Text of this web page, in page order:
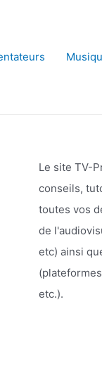
Le site TV-
conseils,
toutes vos
de
etc) ainsi
etc.).